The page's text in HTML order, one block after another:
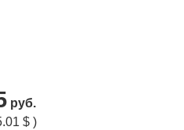
руб.
$ )